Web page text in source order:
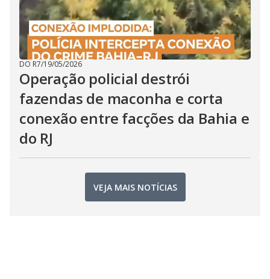
DO R7/19/05/2026
Operação policial destrói
fazendas de maconha e corta
conexão entre facções da Bahia e
do RJ
VEJA MAIS NOTÍCIAS